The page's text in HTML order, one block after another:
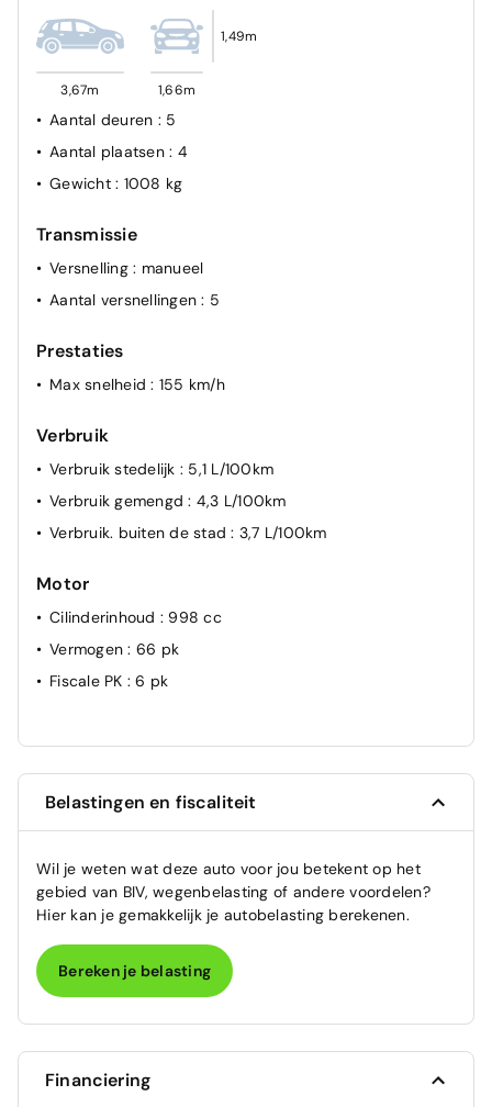
3,67m 1,66m
1,49m
Aantal deuren : 5
Aantal plaatsen : 4
Gewicht : 1008 kg
Transmissie
Versnelling : manueel
Aantal versnellingen: 5
Prestaties
Max snelheid: 155 km/h
Verbruik
Verbruik stedelijk : 5,1 L/100km
Verbruik gemengd: 4,3 L/100km
Verbruik. buiten de stad: 3,7 L/100km
Motor
Cilinderinhoud : 998 cc
Vermogen: 66 pk
Fiscale PK : 6 pk
Belastingen en fiscaliteit
Wil je weten wat deze auto voor jou betekent op het
gebied van BIV, wegenbelasting of andere voordelen?
Hier kan je gemakkelijk je autobelasting berekenen.
Bereken je belasting
Financiering